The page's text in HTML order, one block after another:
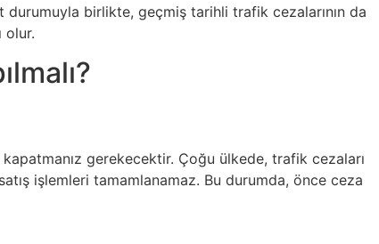
durumuyla birlikte, geçmiş tarihli trafik cezalarının da
olur.
gerekecektir. Çoğu ülkede, trafik cezaları
işlemleri tamamlanamaz. Bu durumda, önce ceza